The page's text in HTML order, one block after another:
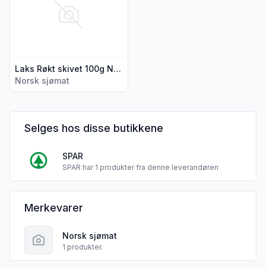
Laks Røkt skivet 100g Norsk Sjømat
Norsk sjømat
Selges hos disse butikkene
SPAR
SPAR har 1 produkter fra denne leverandøren
Norsk sjømat sine
Merkevarer
Norsk sjømat
1 produkter.